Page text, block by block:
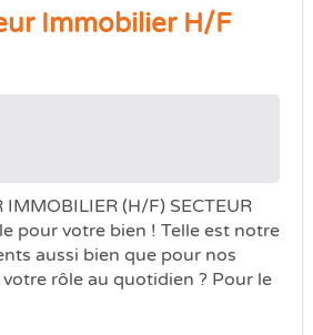
Immobilier H/F
IMMOBILIER (H/F) SECTEUR
pour votre bien ! Telle est notre
aussi bien que pour nos
rôle au quotidien ? Pour le